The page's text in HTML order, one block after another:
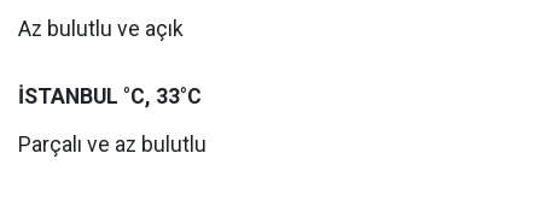
Az bulutlu ve açık
İSTANBUL °C, 33°C
Parçalı ve az bulutlu